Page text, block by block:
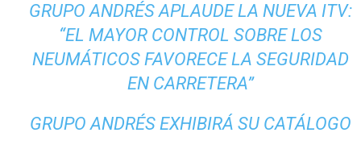
GRUPO ANDRÉS APLAUDE LA NUEVA ITV:
“EL MAYOR CONTROL SOBRE LOS
NEUMÁTICOS FAVORECE LA SEGURIDAD
EN CARRETERA”
GRUPO ANDRÉS EXHIBIRÁ SU CATÁLOGO